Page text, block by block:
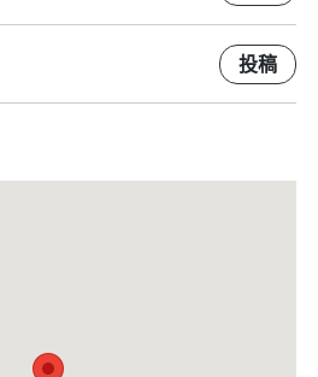
投稿